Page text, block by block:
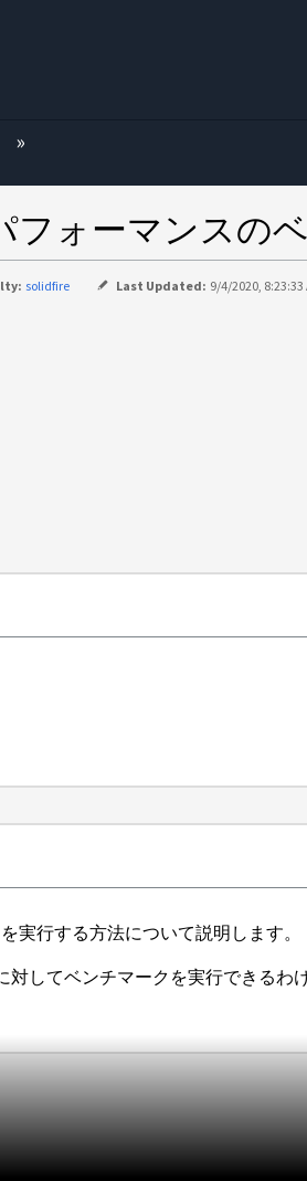
フォーマンスの
solidfire Last Updated: 9/4/2020, 8:23:33
実行する方法について説明します。
してベンチマークを実行できる